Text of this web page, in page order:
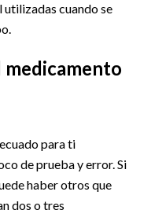
utilizadas cuando se
para ti
de prueba y error. Si
haber otros que
dos o tres